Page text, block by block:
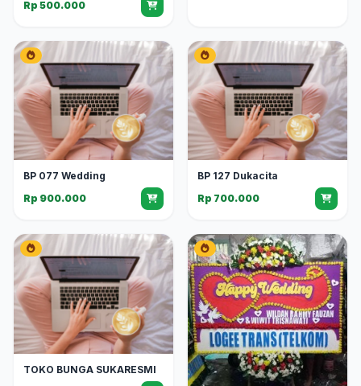
Rp 500.000
BP 077 Wedding
Rp 900.000
BP 127 Dukacita
Rp 700.000
TOKO BUNGA SUKARESMI